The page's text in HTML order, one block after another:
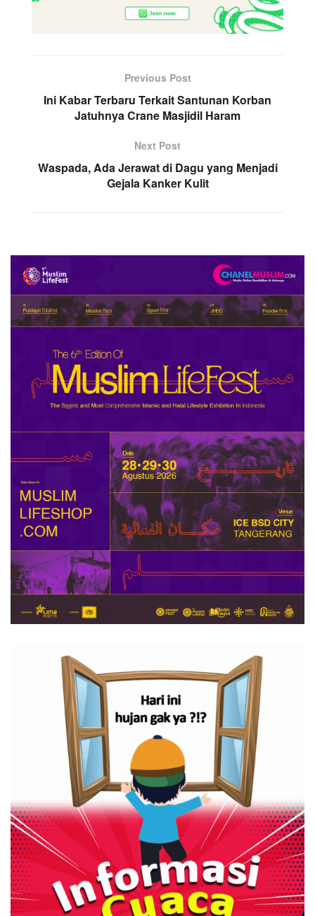
Previous Post
Ini Kabar Terbaru Terkait Santunan Korban
Jatuhnya Crane Masjidil Haram
Next Post
Waspada, Ada Jerawat di Dagu yang Menjadi
Gejala Kanker Kulit